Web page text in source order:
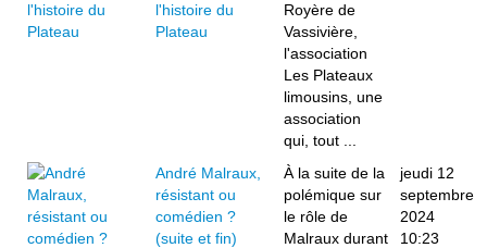
l'histoire du
Plateau
Royère de
Vassivière,
l'association
Les Plateaux
limousins, une
association
qui, tout ...
André Malraux,
résistant ou
comédien ?
(suite et fin)
À la suite de la
polémique sur
le rôle de
Malraux durant
jeudi 12
septembre
2024
10:23